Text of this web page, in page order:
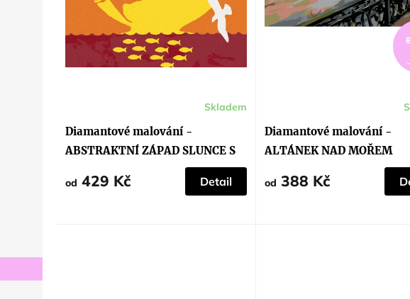
Diamantové malování -
ABSTRAKTNÍ ZÁPAD SLUNCE S
Skladem
od 429 Kč Detail
Diamantové malování -
ALTÁNEK NAD MOŘEM
produktu
je
5,0
z
hvězdiček.
od 388 Kč